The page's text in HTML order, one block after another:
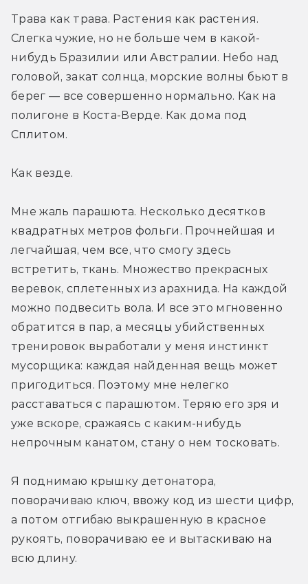
Трава как трава. Растения как растения.
Слегка чужие, но не больше чем в какой-
нибудь Бразилии или Австралии. Небо над
головой, закат солнца, морские волны бьют в
берег — все совершенно нормально. Как на
полигоне в Коста-Верде. Как дома под
Сплитом.
Как везде.
Мне жаль парашюта. Несколько десятков
квадратных метров фольги. Прочнейшая и
легчайшая, чем все, что смогу здесь
встретить, ткань. Множество прекрасных
веревок, сплетенных из арахнида. На каждой
можно подвесить вола. И все это мгновенно
обратится в пар, а месяцы убийственных
тренировок выработали у меня инстинкт
мусорщика: каждая найденная вещь может
пригодиться. Поэтому мне нелегко
расставаться с парашютом. Теряю его зря и
уже вскоре, сражаясь с каким-нибудь
непрочным канатом, стану о нем тосковать.
Я поднимаю крышку детонатора,
поворачиваю ключ, ввожу код из шести цифр,
а потом отгибаю выкрашенную в красное
рукоять, поворачиваю ее и вытаскиваю на
всю длину.